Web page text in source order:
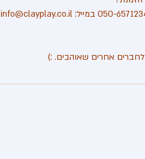
אחרים שאוהבים. :)